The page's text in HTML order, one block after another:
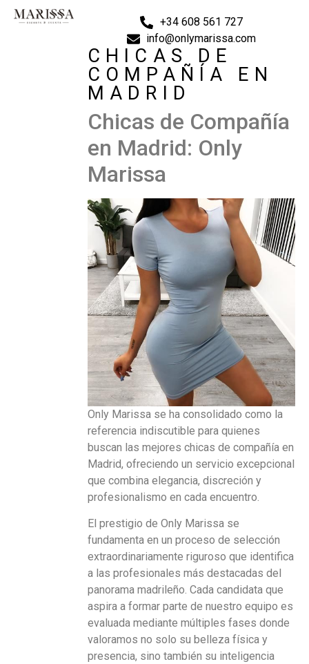
+34 608 561 727
info@onlymarissa.com
CHICAS DE
COMPAÑÍA EN
MADRID
Chicas de Compañía
en Madrid: Only
Marissa
Only Marissa se ha consolidado como la
referencia indiscutible para quienes
buscan las mejores chicas de compañía en
Madrid, ofreciendo un servicio excepcional
que combina elegancia, discreción y
profesionalismo en cada encuentro.
El prestigio de Only Marissa se
fundamenta en un proceso de selección
extraordinariamente riguroso que identifica
a las profesionales más destacadas del
panorama madrileño. Cada candidata que
aspira a formar parte de nuestro equipo es
evaluada mediante múltiples fases donde
valoramos no solo su belleza física y
presencia, sino también su inteligencia